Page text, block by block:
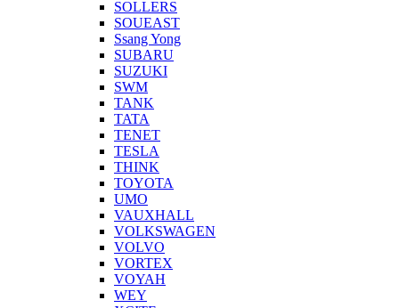
SOLLERS
SOUEAST
Ssang Yong
SUBARU
SUZUKI
SWM
TANK
TATA
TENET
TESLA
THINK
TOYOTA
UMO
VAUXHALL
VOLKSWAGEN
VOLVO
VORTEX
VOYAH
WEY